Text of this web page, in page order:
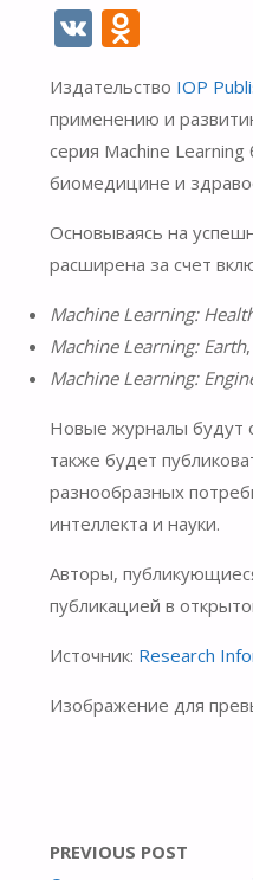
V
n
o
kl
as
s
ki
Издательство IOP
применению и
серия Machine
биомедицине и
Основываясь на
расширена за счет
Machine Learning:
Machine Learning: Earth,
Machine Learning:
Новые журналы будут
также будет
разнообразных
интеллекта и науки.
Авторы,
публикацией в
Источник: Research
Изображение для
PREVIOUS POST